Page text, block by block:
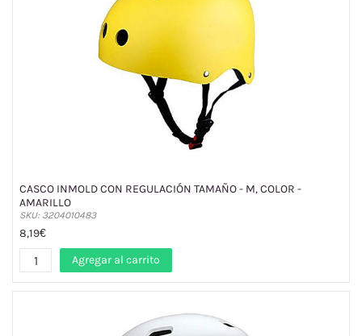
CASCO INMOLD CON REGULACIÓN TAMAÑO - M, COLOR -
AMARILLO
SKU: 3204010483
8,19€
Agregar al carrito